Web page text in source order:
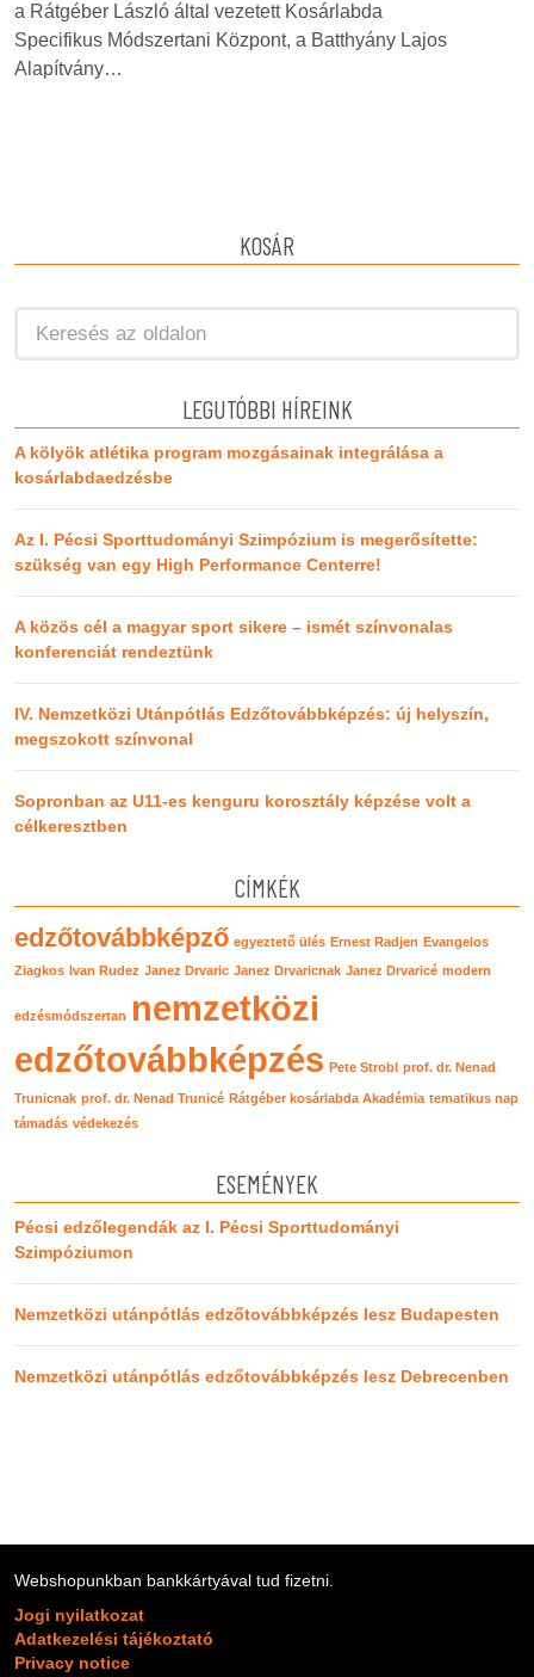
a Rátgéber László által vezetett Kosárlabda
Specifikus Módszertani Központ, a Batthyány Lajos
Alapítvány…
KOSÁR
LEGUTÓBBI HÍREINK
A kölyök atlétika program mozgásainak integrálása a
kosárlabdaedzésbe
Az I. Pécsi Sporttudományi Szimpózium is megerősítette:
szükség van egy High Performance Centerre!
A közös cél a magyar sport sikere – ismét színvonalas
konferenciát rendeztünk
IV. Nemzetközi Utánpótlás Edzőtovábbképzés: új helyszín,
megszokott színvonal
Sopronban az U11-es kenguru korosztály képzése volt a
célkeresztben
CÍMKÉK
edzőtovábbképző egyeztető ülés Ernest Radjen Evangelos
Ziagkos Ivan Rudez Janez Drvaric Janez Drvaricnak Janez Drvaricé modern
edzésmódszertan nemzetközi
edzőtovábbképzés Pete Strobl prof. dr. Nenad
Trunicnak prof. dr. Nenad Trunicé Rátgéber kosárlabda Akadémia tematikus nap
támadás védekezés
ESEMÉNYEK
Pécsi edzőlegendák az I. Pécsi Sporttudományi
Szimpóziumon
Nemzetközi utánpótlás edzőtovábbképzés lesz Budapesten
Nemzetközi utánpótlás edzőtovábbképzés lesz Debrecenben
Webshopunkban bankkártyával tud fizetni.
Jogi nyilatkozat
Adatkezelési tájékoztató
Privacy notice